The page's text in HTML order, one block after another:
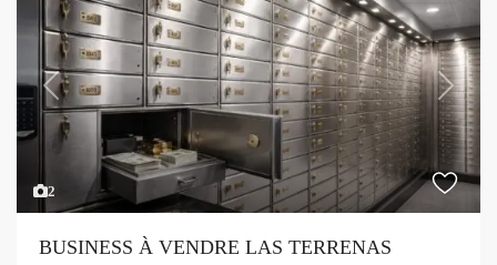
2
Previous Next
BUSINESS À VENDRE LAS TERRENAS